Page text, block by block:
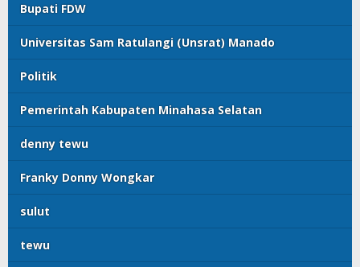
Bupati FDW
Universitas Sam Ratulangi (Unsrat) Manado
Politik
Pemerintah Kabupaten Minahasa Selatan
denny tewu
Franky Donny Wongkar
sulut
tewu